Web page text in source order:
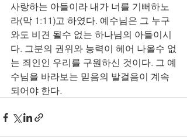
사랑하는 아들이라 내가 너를 기뻐하노
라(막 1:11)고 하였다. 예수님은 그 누구
와도 비견 될수 없는 하나님의 아들이시
다. 그분의 권위와 능력이 헤어 나올수 없
는 죄인인 우리를 구원하신 것이다. 그 예
수님을 바라보는 믿음의 발걸음이 계속
되어야 한다.